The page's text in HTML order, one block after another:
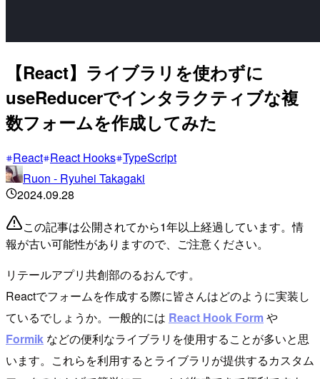
【React】ライブラリを使わずに
useReducerでインタラクティブな複
数フォームを作成してみた
React React Hooks TypeScript
Ruon - Ryuhei Takagaki
2024.09.28
この記事は公開されてから1年以上経過しています。情
報が古い可能性がありますので、ご注意ください。
リテールアプリ共創部のるおんです。
Reactでフォームを作成する際に皆さんはどのように実装し
ているでしょうか。一般的には React Hook Formや
Formik などの便利なライブラリを使用することが多いと思
います。これらを利用するとライブラリが提供するカスタム